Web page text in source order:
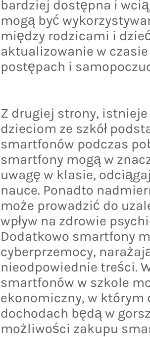
bardziej dostępna i
mogą być
między rodzicami i
aktualizowanie w
postępach i
Z drugiej strony,
dzieciom ze szkół
smartfonów podczas
smartfony mogą w
uwagę w klasie,
nauce. Ponadto
może prowadzić do
wpływ na zdrowie
Dodatkowo smartfony
cyberprzemocy,
nieodpowiednie treści.
smartfonów w szkole
ekonomiczny, w którym
dochodach będą w
możliwości zakupu